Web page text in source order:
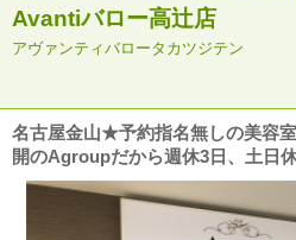
Avantiバロー高辻店
アヴァンティバロータカツジテン
名古屋金山★予約指名無しの美容
開のAgroupだから週休3日、土日